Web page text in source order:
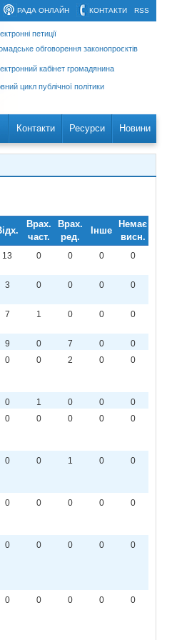
RSS
КОНТАКТИ
РАДА ОНЛАЙН
петиції
обговорення законопроєктів
кабінет громадянина
цикл публічної політики
Контакти Ресурси Новини
Врах.
част.
Врах.
ред.
Інше
Немає
висн.
13 0 0 0 0
3 0 0 0 0
7 1 0 0 0
9 0 7 0
0
0 0 2 0 0
0 1 0 0
0
0 0 0 0 0
0 0 1 0 0
0 0 0 0 0
0 0 0 0 0
0 0 0 0 0